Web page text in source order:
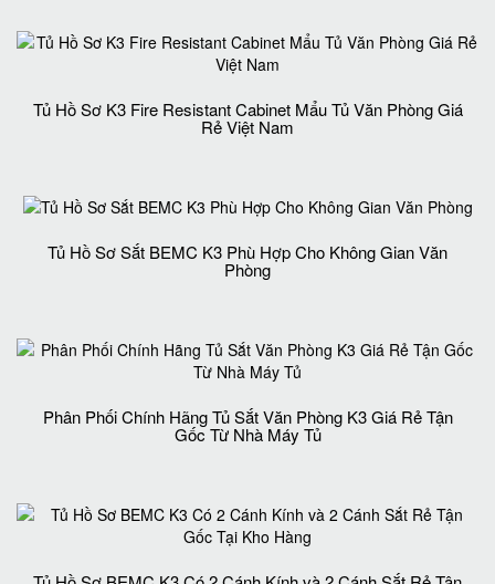
Tủ Hồ Sơ K3 Fire Resistant Cabinet Mẩu Tủ Văn Phòng Giá
Rẻ Việt Nam
Tủ Hồ Sơ Sắt BEMC K3 Phù Hợp Cho Không Gian Văn
Phòng
Phân Phối Chính Hãng Tủ Sắt Văn Phòng K3 Giá Rẻ Tận
Gốc Từ Nhà Máy Tủ